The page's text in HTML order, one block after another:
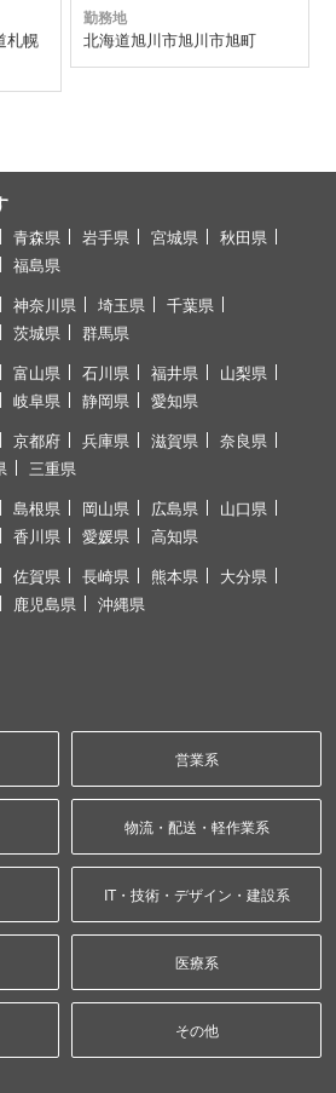
札幌
勤務地
北海道旭川市旭川市旭町
青森県 岩手県 宮城県
秋田県
福島県
神奈川県 埼玉県
千葉県
茨城県 群馬県
富山県 石川県 福井県
山梨県
岐阜県 静岡県 愛知県
京都府 兵庫県 滋賀県
奈良県
三重県
島根県 岡山県 広島県
山口県
香川県 愛媛県 高知県
佐賀県 長崎県 熊本県
大分県
鹿児島県 沖縄県
営業系
物流・配送・軽作業系
IT・技術・デザイン・建設系
医療系
その他